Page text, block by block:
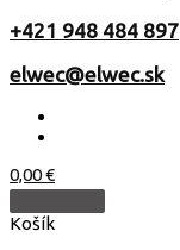
+421 948 484 897
elwec@elwec.sk
0,00€
Košík